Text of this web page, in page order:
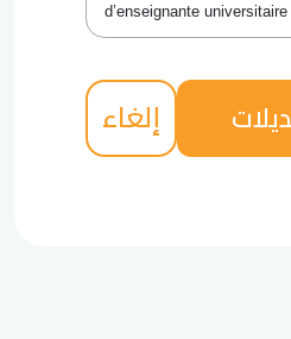
d’enseignante universitaire
إلغاء